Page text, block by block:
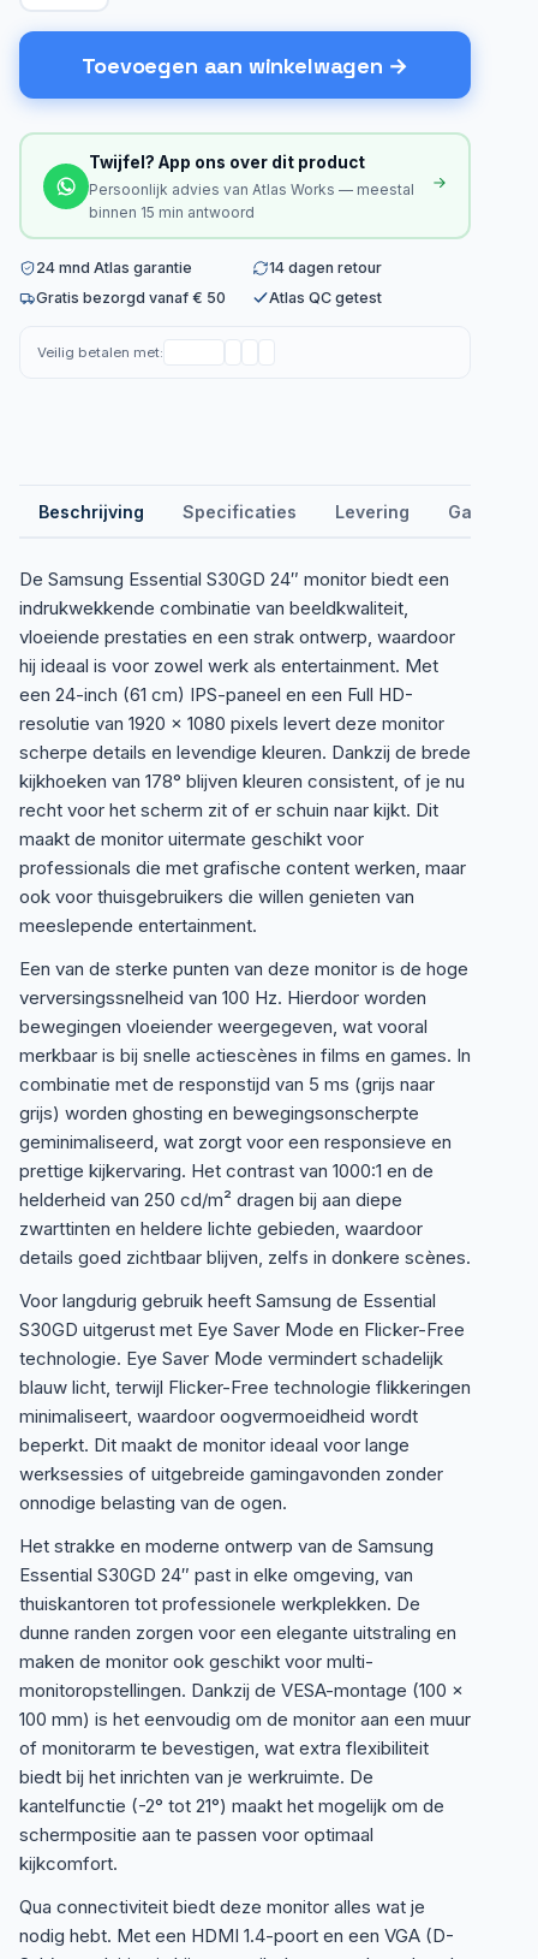
Toevoegen aan winkelwagen
Twijfel? App ons over dit product
Persoonlijk advies van Atlas Works — meestal
binnen 15 min antwoord
24 mnd Atlas garantie
14 dagen retour
Gratis bezorgd vanaf € 50
Atlas QC getest
Veilig betalen met:
Beschrijving Specificaties Levering Garantie
De Samsung Essential S30GD 24″ monitor biedt een
indrukwekkende combinatie van beeldkwaliteit,
vloeiende prestaties en een strak ontwerp, waardoor
hij ideaal is voor zowel werk als entertainment. Met
een 24-inch (61 cm) IPS-paneel en een Full HD-
resolutie van 1920 x 1080 pixels levert deze monitor
scherpe details en levendige kleuren. Dankzij de brede
kijkhoeken van 178° blijven kleuren consistent, of je nu
recht voor het scherm zit of er schuin naar kijkt. Dit
maakt de monitor uitermate geschikt voor
professionals die met grafische content werken, maar
ook voor thuisgebruikers die willen genieten van
meeslepende entertainment.
Een van de sterke punten van deze monitor is de hoge
verversingssnelheid van 100 Hz. Hierdoor worden
bewegingen vloeiender weergegeven, wat vooral
merkbaar is bij snelle actiescènes in films en games. In
combinatie met de responstijd van 5 ms (grijs naar
grijs) worden ghosting en bewegingsonscherpte
geminimaliseerd, wat zorgt voor een responsieve en
prettige kijkervaring. Het contrast van 1000:1 en de
helderheid van 250 cd/m² dragen bij aan diepe
zwarttinten en heldere lichte gebieden, waardoor
details goed zichtbaar blijven, zelfs in donkere scènes.
Voor langdurig gebruik heeft Samsung de Essential
S30GD uitgerust met Eye Saver Mode en Flicker-Free
technologie. Eye Saver Mode vermindert schadelijk
blauw licht, terwijl Flicker-Free technologie flikkeringen
minimaliseert, waardoor oogvermoeidheid wordt
beperkt. Dit maakt de monitor ideaal voor lange
werksessies of uitgebreide gamingavonden zonder
onnodige belasting van de ogen.
Het strakke en moderne ontwerp van de Samsung
Essential S30GD 24″ past in elke omgeving, van
thuiskantoren tot professionele werkplekken. De
dunne randen zorgen voor een elegante uitstraling en
maken de monitor ook geschikt voor multi-
monitoropstellingen. Dankzij de VESA-montage (100 x
100 mm) is het eenvoudig om de monitor aan een muur
of monitorarm te bevestigen, wat extra flexibiliteit
biedt bij het inrichten van je werkruimte. De
kantelfunctie (-2° tot 21°) maakt het mogelijk om de
schermpositie aan te passen voor optimaal
kijkcomfort.
Qua connectiviteit biedt deze monitor alles wat je
nodig hebt. Met een HDMI 1.4-poort en een VGA (D-